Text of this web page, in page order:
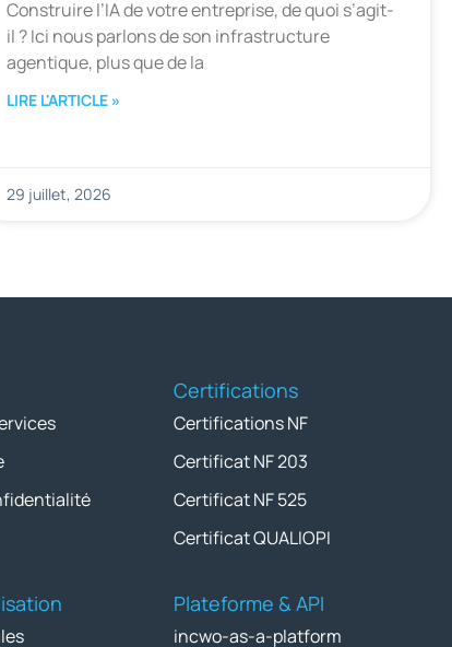
Construire l’IA de votre entreprise, de quoi s’agit-
il ? Ici nous parlons de son infrastructure
agentique, plus que de la
LIRE L'ARTICLE »
29 juillet, 2026
Certifications
Certifications NF
Certificat NF 203
Certificat NF 525
Certificat QUALIOPI
Plateforme & API
incwo-as-a-platform